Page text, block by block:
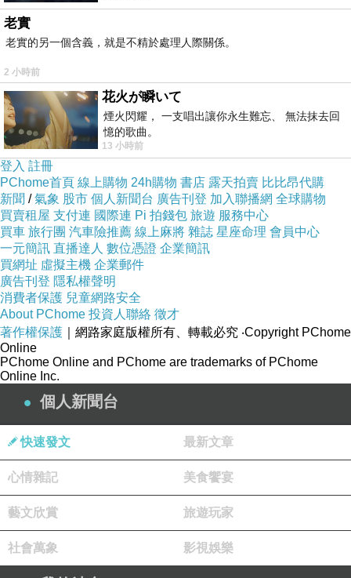
老實
老實的另一個含義，就是不精於處理人際關係。
2 小時前
花火が瞬いて
煙火閃耀， 一支唱出讓你永生難忘、 無法抹去回
憶的歌曲。
13 小時前
登入 註冊
PChome首頁 線上購物 24h購物 書店 露天拍賣 比比昂代購
新聞 /氣象 股市 個人新聞台 廣告刊登 加入聯播網 全球購物
買賣租屋 支付連 國際連 Pi 拍錢包 旅遊 服務中心
買車 旅行團 汽車險推薦 線上麻將 雜誌 星座命理 會員中心
一元簡訊 直播達人 數位憑證 企業簡訊
買網址 虛擬主機 企業郵件
廣告刊登 隱私權聲明
消費者保護 兒童網路安全
About PChome 投資人聯絡 徵才
著作權保護 ｜網路家庭版權所有、轉載必究 ‧Copyright PChome
Online
PChome Online and PChome are trademarks of PChome
Online Inc.
個人新聞台
快速發文 最新文章
心情雜記 美食饗宴
藝文欣賞 旅遊玩家
社會萬象 影視娛樂